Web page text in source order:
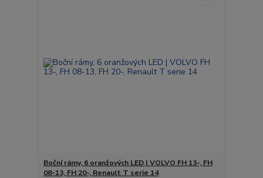
Boční rámy, 6 oranžových LED | VOLVO FH 13-, FH
08-13, FH 20-, Renault T serie 14